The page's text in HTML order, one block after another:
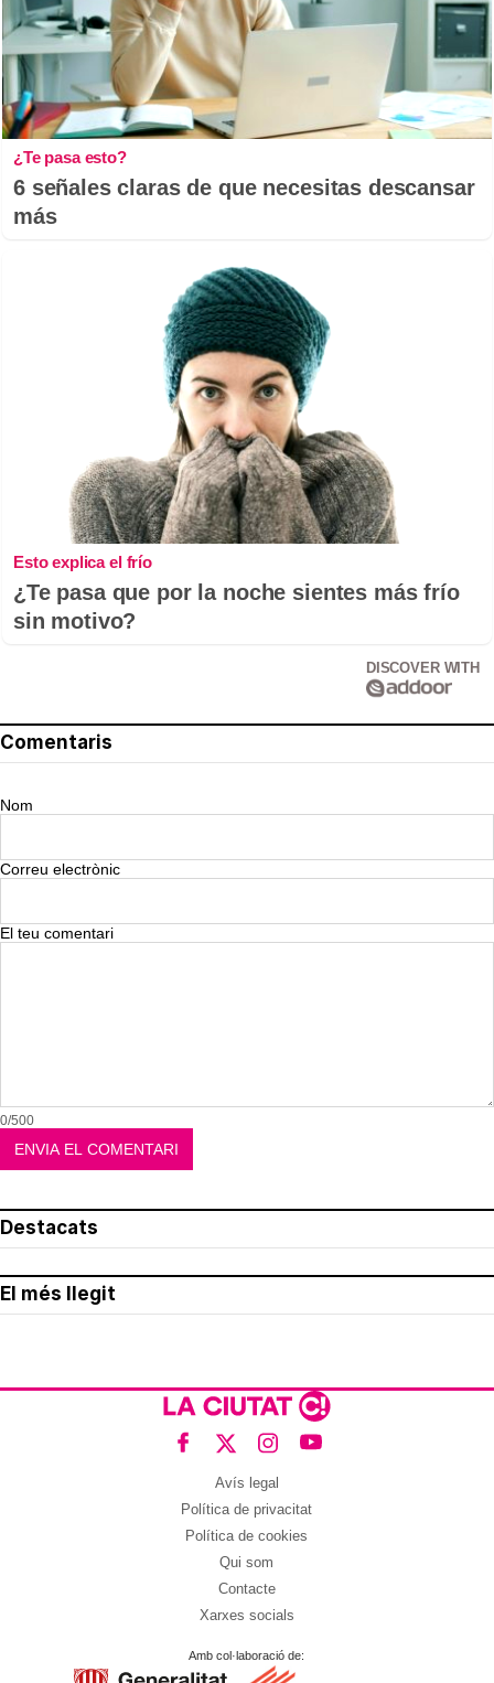
¿Te pasa esto?
6 señales claras de que necesitas descansar
más
Esto explica el frío
¿Te pasa que por la noche sientes más frío
sin motivo?
DISCOVER WITH
Comentaris
Nom
Correu electrònic
El teu comentari
0/500
Destacats
El més llegit
Avís legal
Política de privacitat
Política de cookies
Qui som
Contacte
Xarxes socials
Amb col·laboració de: